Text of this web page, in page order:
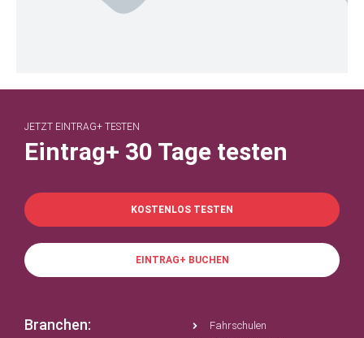
JETZT EINTRAG+ TESTEN
Eintrag+ 30 Tage testen
KOSTENLOS TESTEN
EINTRAG+ BUCHEN
Branchen:
Fahrschulen